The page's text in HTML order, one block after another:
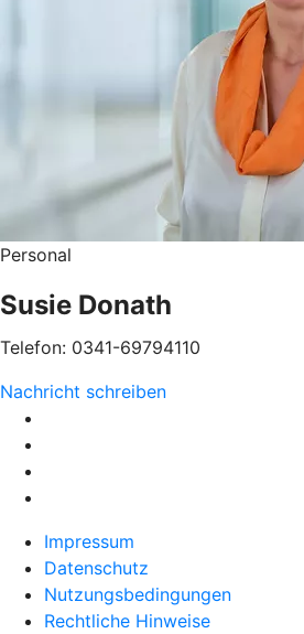
Personal
Susie Donath
Telefon: 0341-69794110
Nachricht schreiben
Impressum
Datenschutz
Nutzungsbedingungen
Rechtliche Hinweise